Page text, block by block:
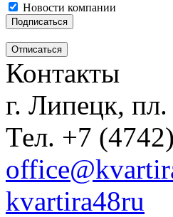
Новости компании
Контакты
г. Липецк,
Тел. +7
kvartira48ru